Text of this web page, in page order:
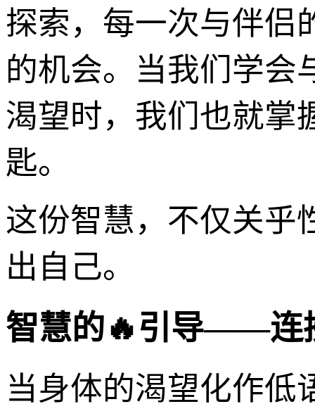
探索，每一次与伴侣
的机会。当我们学会
渴望时，我们也就掌
匙。
这份智慧，不仅关乎
出自己。
智慧的🔥引导——连
当身体的渴望化作低